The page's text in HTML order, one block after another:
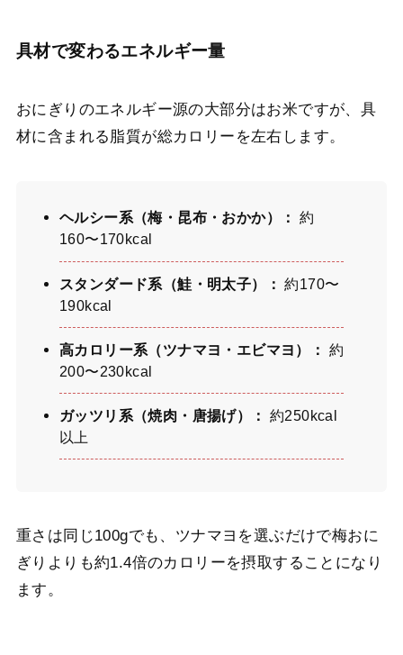
具材で変わるエネルギー量
おにぎりのエネルギー源の大部分はお米ですが、具
材に含まれる脂質が総カロリーを左右します。
ヘルシー系（梅・昆布・おかか）：
約
160〜170kcal
スタンダード系（鮭・明太子）： 約170〜
190kcal
高カロリー系（ツナマヨ・エビマヨ）：
約
200〜230kcal
ガッツリ系（焼肉・唐揚げ）：
約250kcal
以上
重さは同じ100gでも、ツナマヨを選ぶだけで梅おに
ぎりよりも約1.4倍のカロリーを摂取することになり
ます。